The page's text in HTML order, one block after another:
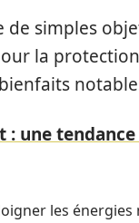
simples
la
: une
les énergies